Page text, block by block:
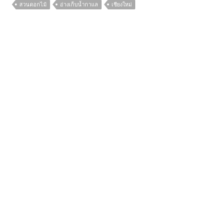
สวนดอกไม้
อ่างเก็บน้ำกาแล เชียงใหม่